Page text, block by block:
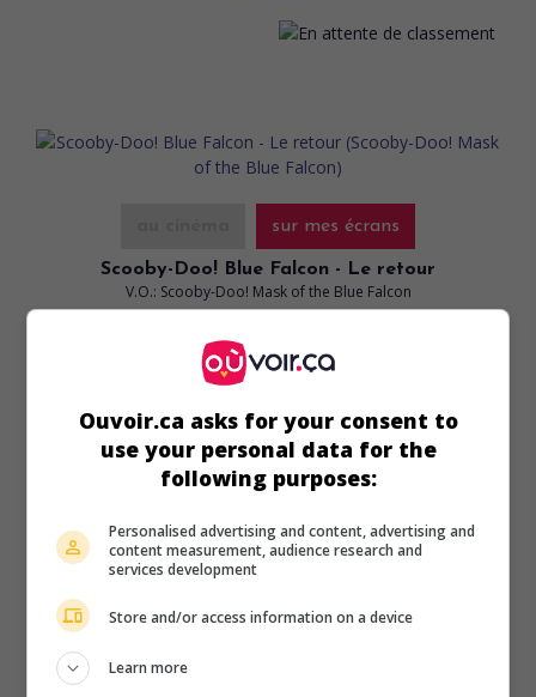
sur mes écrans
Scooby-Doo! Blue Falcon - Le retour
V.O.: Scooby-Doo! Mask of the Blue Falcon
chasseurs de fantômes tentent de mettre en échec un
mystérieux individu qui sème la terreur dans un salon dédié
aux bandes dessinées.
76 min.
Ouvoir.ca asks for your consent to
use your personal data for the
following purposes:
Personalised advertising and content, advertising and
content measurement, audience research and
services development
Store and/or access information on a device
Learn more